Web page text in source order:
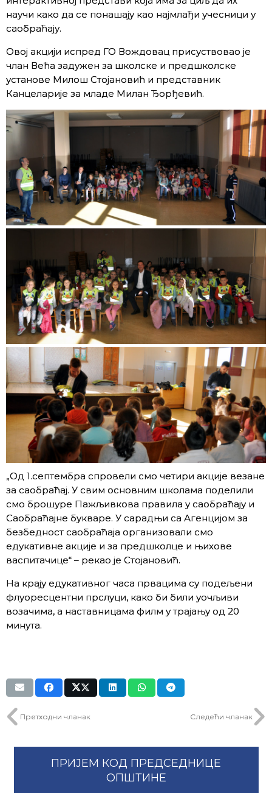
научи како да се понашају као најмлађи учесници у
саобраћају.
Овој акцији испред ГО Вождовац присуствовао је
члан Већа задужен за школске и предшколске
установе Милош Стојановић и представник
Канцеларије за младе Милан Ђорђевић.
„Од 1.септембра спровели смо четири акције везане
за саобраћај. У свим основним школама поделили
смо брошуре Пажљивкова правила у саобраћају и
Саобраћајне букваре. У сарадњи са Агенцијом за
безбедност саобраћаја организовали смо
едукативне акције и за предшколце и њихове
васпитачице“ – рекао је Стојановић.
На крају едукативног часа првацима су подељени
флуоресцентни прслуци, како би били уочљиви
возачима, а наставницама филм у трајању од 20
минута.
Претходни чланак Следећи чланак
ПРИЈЕМ КОД ПРЕДСЕДНИЦЕ
ОПШТИНЕ